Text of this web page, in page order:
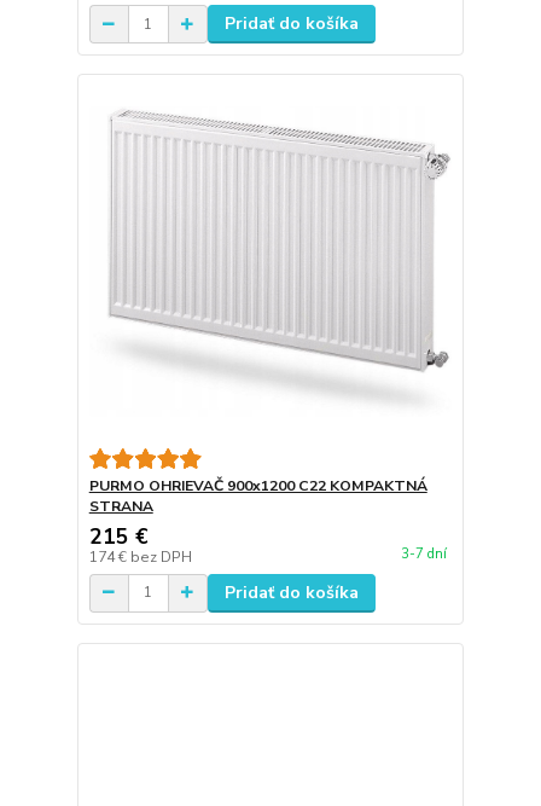
Pridať do košíka
PURMO OHRIEVAČ 900x1200 C22 KOMPAKTNÁ
STRANA
215 €
174 € bez DPH 3-7 dní
Pridať do košíka